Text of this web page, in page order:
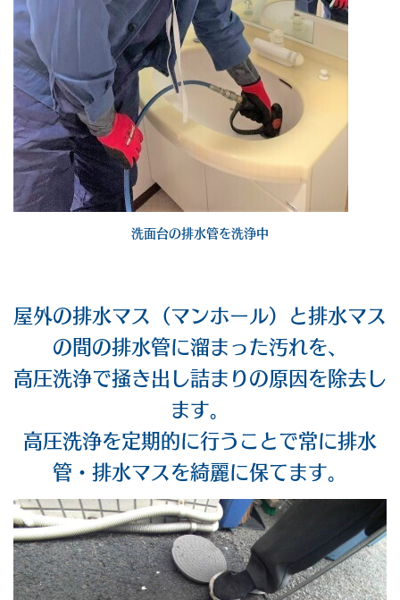
洗面台の排水管を洗浄中
屋外の排水マス（マンホール）と排水マス
の間の排水管に溜まった汚れを、
高圧洗浄で掻き出し詰まりの原因を除去し
ます。
高圧洗浄を定期的に行うことで常に排水
管・排水マスを綺麗に保てます。